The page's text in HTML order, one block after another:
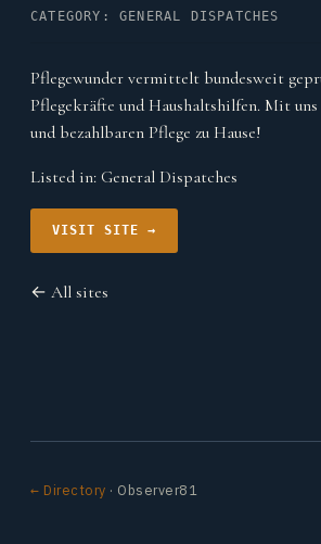
CATEGORY: GENERAL DISPATCHES
Pflegewunder vermittelt bundesweit
Pflegekräfte und Haushaltshilfen. Mit
und bezahlbaren Pflege zu Hause!
Listed in: General Dispatches
VISIT SITE →
← All sites
← Directory · Observer81